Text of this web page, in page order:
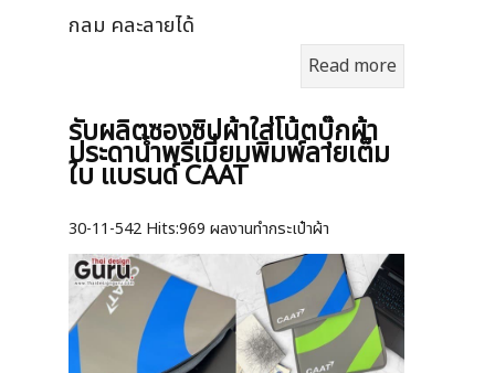
กลม คละลายได้
Read more
รับผลิตซองซิปผ้าใส่โน้ตบุ๊กผ้า
ประดาน้ำพรีเมี่ยมพิมพ์ลายเต็ม
ใบ แบรนด์ CAAT
30-11-542 Hits:969 ผลงานทำกระเป๋าผ้า